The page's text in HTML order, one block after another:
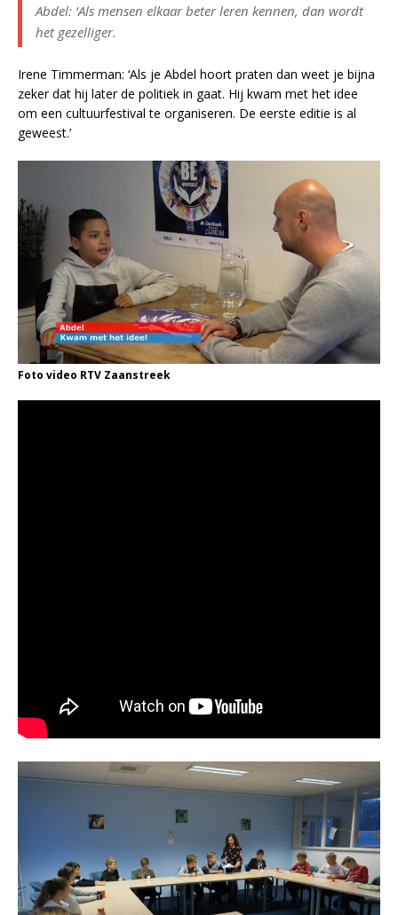
Abdel: ‘Als mensen elkaar beter leren kennen, dan wordt
het gezelliger.
Irene Timmerman: ‘Als je Abdel hoort praten dan weet je bijna
zeker dat hij later de politiek in gaat. Hij kwam met het idee
om een cultuurfestival te organiseren. De eerste editie is al
geweest.’
Foto video RTV Zaanstreek